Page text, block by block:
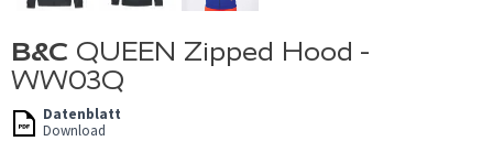
B&C QUEEN Zipped Hood -
WW03Q
Datenblatt
Download